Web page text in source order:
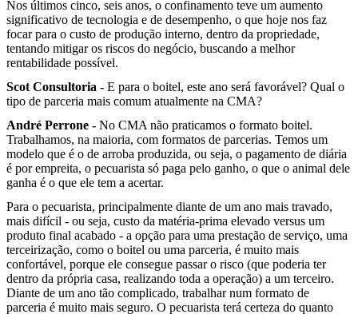
Nos últimos cinco, seis anos, o confinamento teve um aumento
significativo de tecnologia e de desempenho, o que hoje nos faz
focar para o custo de produção interno, dentro da propriedade,
tentando mitigar os riscos do negócio, buscando a melhor
rentabilidade possível.
Scot Consultoria - E para o boitel, este ano será favorável? Qual o
tipo de parceria mais comum atualmente na CMA?
André Perrone - No CMA não praticamos o formato boitel.
Trabalhamos, na maioria, com formatos de parcerias. Temos um
modelo que é o de arroba produzida, ou seja, o pagamento de diária
é por empreita, o pecuarista só paga pelo ganho, o que o animal dele
ganha é o que ele tem a acertar.
Para o pecuarista, principalmente diante de um ano mais travado,
mais difícil - ou seja, custo da matéria-prima elevado versus um
produto final acabado - a opção para uma prestação de serviço, uma
terceirização, como o boitel ou uma parceria, é muito mais
confortável, porque ele consegue passar o risco (que poderia ter
dentro da própria casa, realizando toda a operação) a um terceiro.
Diante de um ano tão complicado, trabalhar num formato de
parceria é muito mais seguro. O pecuarista terá certeza do quanto